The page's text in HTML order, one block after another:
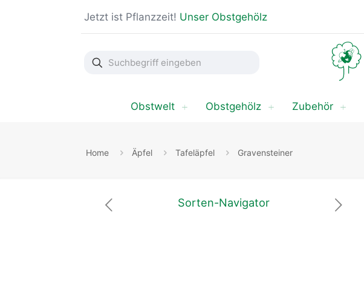
Jetzt ist Pflanzzeit! Unser Obstgehölz
Suchbegriff
eingeben
Obstwelt Obstgehölz Zubehör
Home Äpfel Tafeläpfel Gravensteiner
Sorten-Navigator